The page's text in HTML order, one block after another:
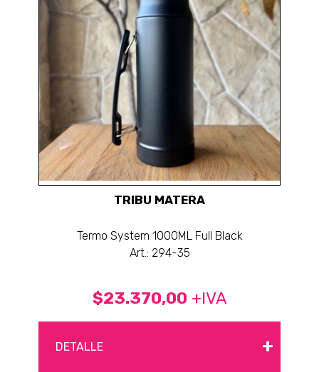
TRIBU MATERA
Termo System 1000ML Full Black
Art.: 294-35
$23.370,00 +IVA
DETALLE +